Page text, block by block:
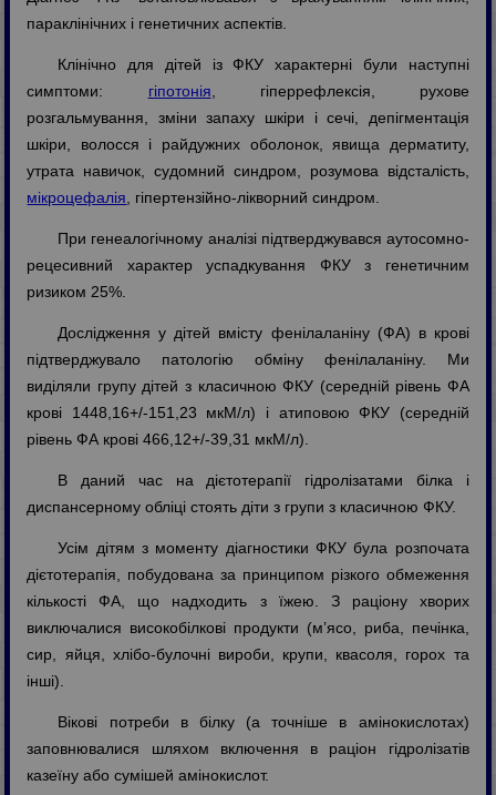
параклінічних і генетичних аспектів.
Клінічно для дітей із ФКУ характерні були наступні
симптоми: гіпотонія, гіперрефлексія, рухове
розгальмування, зміни запаху шкіри і сечі, депігментація
шкіри, волосся і райдужних оболонок, явища дерматиту,
утрата навичок, судомний синдром, розумова відсталість,
мікроцефалія, гіпертензійно-лікворний синдром.
При генеалогічному аналізі підтверджувався аутосомно-
рецесивний характер успадкування ФКУ з генетичним
ризиком 25%.
Дослідження у дітей вмісту фенілаланіну (ФА) в крові
підтверджувало патологію обміну фенілаланіну. Ми
виділяли групу дітей з класичною ФКУ (середній рівень ФА
крові 1448,16+/-151,23 мкМ/л) і атиповою ФКУ (середній
рівень ФА крові 466,12+/-39,31 мкМ/л).
В даний час на дієтотерапії гідролізатами білка і
диспансерному обліці стоять діти з групи з класичною ФКУ.
Усім дітям з моменту діагностики ФКУ була розпочата
дієтотерапія, побудована за принципом різкого обмеження
кількості ФА, що надходить з їжею. З раціону хворих
виключалися високобілкові продукти (м’ясо, риба, печінка,
сир, яйця, хлібо-булочні вироби, крупи, квасоля, горох та
інші).
Вікові потреби в білку (а точніше в амінокислотах)
заповнювалися шляхом включення в раціон гідролізатів
казеїну або сумішей амінокислот.